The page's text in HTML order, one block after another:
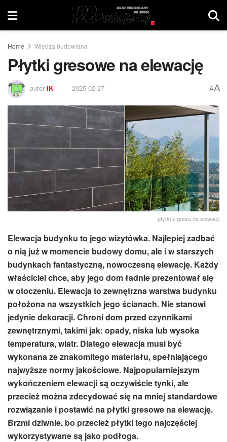
Home Wiedza budowlana
Płytki gresowe na elewację
autor IK 2025-02-27 AA
płytki z gresu na elewacji
Elewacja budynku to jego wizytówka. Najlepiej zadbać
o nią już w momencie budowy domu, ale i w starszych
budynkach fantastyczną, nowoczesną elewację. Każdy
właściciel chce, aby jego dom ładnie prezentował się
w otoczeniu. Elewacja to zewnętrzna warstwa budynku
położona na wszystkich jego ścianach. Nie stanowi
jedynie dekoracji. Chroni dom przed czynnikami
zewnętrznymi, takimi jak: opady, niska lub wysoka
temperatura, wiatr. Dlatego elewacja musi być
wykonana ze znakomitego materiału, spełniającego
najwyższe normy jakościowe. Najpopularniejszym
wykończeniem elewacji są oczywiście tynki, ale
przecież można zdecydować się na mniej standardowe
rozwiązanie i postawić na płytki gresowe na elewację.
Brzmi dziwnie, bo przecież płytki tego najczęściej
wykorzystywane są jako podłoga.